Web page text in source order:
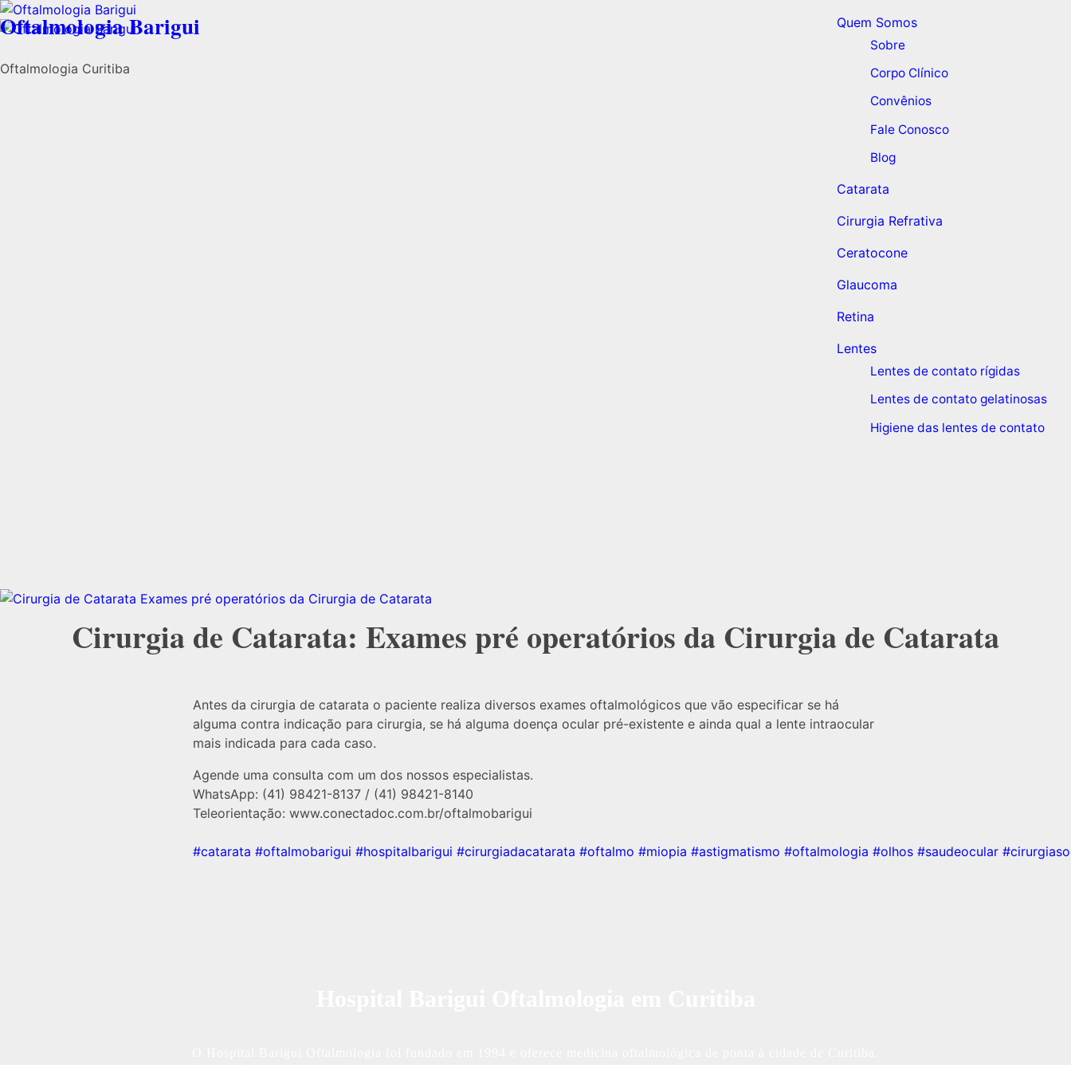
Oftalmologia Barigui
Oftalmologia Curitiba
Quem Somos
Sobre
Corpo Clínico
Convênios
Fale Conosco
Blog
Catarata
Cirurgia Refrativa
Ceratocone
Glaucoma
Retina
Lentes
Lentes de contato rígidas
Lentes de contato gelatinosas
Higiene das lentes de contato
Cirurgia de Catarata: Exames pré operatórios da Cirurgia de Catarata
Antes da cirurgia de catarata o paciente realiza diversos exames oftalmológicos que vão especificar se há
alguma contra indicação para cirurgia, se há alguma doença ocular pré-existente e ainda qual a lente intraocular
mais indicada para cada caso.
Agende uma consulta com um dos nossos especialistas.⠀⠀
WhatsApp: (41) 98421-8137 / (41) 98421-8140⠀⠀
Teleorientação: www.conectadoc.com.br/oftalmobarigui⠀⠀
#catarata #oftalmobarigui #hospitalbarigui #cirurgiadacatarata #oftalmo #miopia #astigmatismo #oftalmologia #olhos #saudeocular